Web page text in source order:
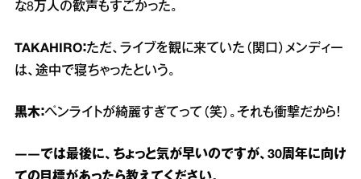
な8万人の歓声もすごかった。
TAKAHIRO：ただ、ライブを観に来ていた（関口）メンディー
は、途中で寝ちゃったという。
黒木：ペンライトが綺麗すぎてって（笑）。それも衝撃だから！
――では最後に、ちょっと気が早いのですが、30周年に向け